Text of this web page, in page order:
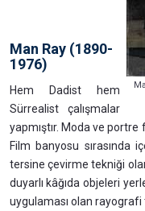
Man Ray (1890-
1976)
Hem Dadist hem
Sürrealist çalışmalar
yapmıştır. Moda ve portre
Film banyosu sırasında
tersine çevirme tekniği
duyarlı kâğıda objeleri
uygulaması olan